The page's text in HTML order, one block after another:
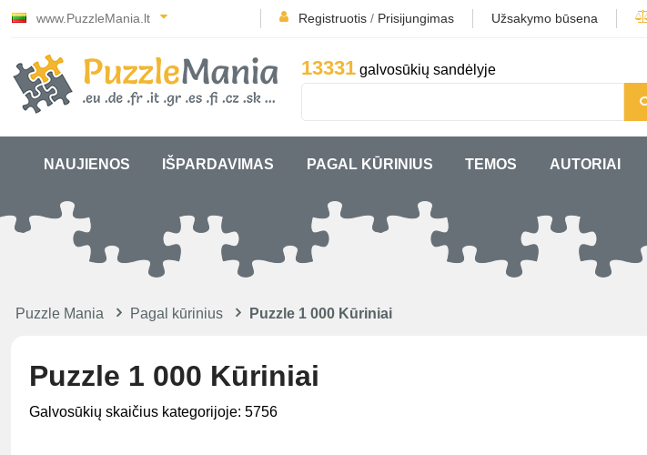
www.PuzzleMania.lt Registruotis / Prisijungimas Užsakymo būsena
13331 galvosūkių sandėlyje
NAUJIENOS IŠPARDAVIMAS PAGAL KŪRINIUS TEMOS AUTORIAI
Puzzle Mania Pagal kūrinius Puzzle 1 000 Kūriniai
Puzzle 1 000 Kūriniai
Galvosūkių skaičius kategorijoje: 5756